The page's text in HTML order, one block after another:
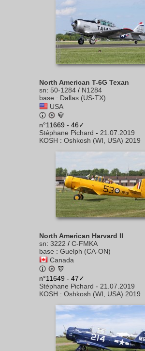
North American T-6G Texan
sn: 50-1284 / N1284
base : Dallas (US-TX)
USA
n°11669 - 46✓
Stéphane Pichard - 21.07.2019
KOSH : Oshkosh (WI, USA) 2019
North American Harvard II
sn: 3222 / C-FMKA
base : Guelph (CA-ON)
Canada
n°11649 - 47✓
Stéphane Pichard - 21.07.2019
KOSH : Oshkosh (WI, USA) 2019